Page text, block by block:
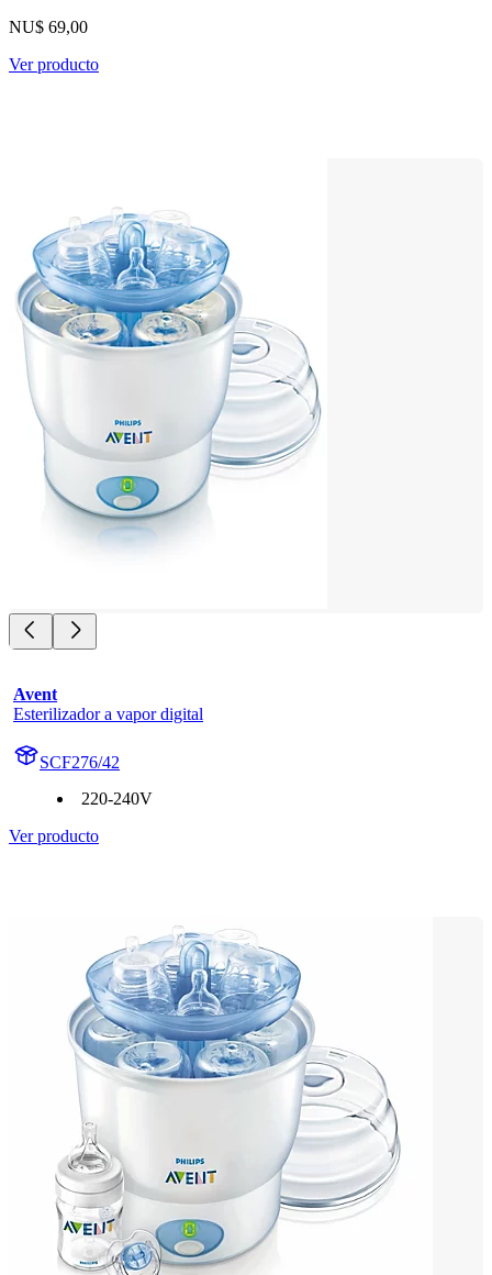
NU$ 69,00
Ver producto
Avent
Esterilizador a vapor digital
SCF276/42
220-240V
Ver producto